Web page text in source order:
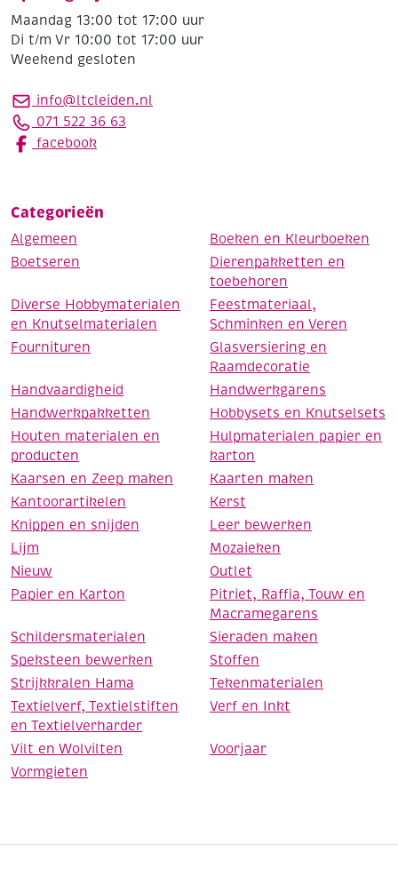
Maandag 13:00 tot 17:00 uur
Di t/m Vr 10:00 tot 17:00 uur
Weekend gesloten
info@ltcleiden.nl
071 522 36 63
facebook
Categorieën
Algemeen
Boeken en Kleurboeken
Boetseren
Dierenpakketten en
toebehoren
Diverse Hobbymaterialen
en Knutselmaterialen
Feestmateriaal,
Schminken en Veren
Fournituren
Glasversiering en
Raamdecoratie
Handvaardigheid
Handwerkgarens
Handwerkpakketten
Hobbysets en Knutselsets
Houten materialen en
producten
Hulpmaterialen papier en
karton
Kaarsen en Zeep maken
Kaarten maken
Kantoorartikelen
Kerst
Knippen en snijden
Leer bewerken
Lijm
Mozaieken
Nieuw
Outlet
Papier en Karton
Pitriet, Raffia, Touw en
Macramegarens
Schildersmaterialen
Sieraden maken
Speksteen bewerken
Stoffen
Strijkkralen Hama
Tekenmaterialen
Textielverf, Textielstiften
en Textielverharder
Verf en Inkt
Vilt en Wolvilten
Voorjaar
Vormgieten